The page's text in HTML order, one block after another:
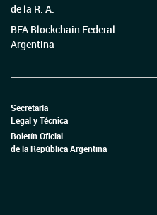
de la R. A.
BFA Blockchain Federal
Argentina
Secretaría
Legal y Técnica
Boletín Oficial
de la República Argentina